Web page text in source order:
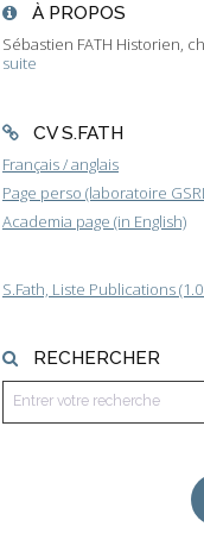
À PROPOS
Sébastien FATH Historien,
suite
CV S.FATH
Français / anglais
Page perso (laboratoire
Academia page (in English)
S.Fath, Liste Publications
RECHERCHER